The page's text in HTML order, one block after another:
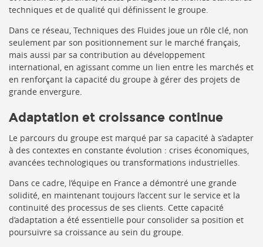
techniques et de qualité qui définissent le groupe.
Dans ce réseau, Techniques des Fluides joue un rôle clé, non
seulement par son positionnement sur le marché français,
mais aussi par sa contribution au développement
international, en agissant comme un lien entre les marchés et
en renforçant la capacité du groupe à gérer des projets de
grande envergure.
Adaptation et croissance continue
Le parcours du groupe est marqué par sa capacité à s’adapter
à des contextes en constante évolution : crises économiques,
avancées technologiques ou transformations industrielles.
Dans ce cadre, l’équipe en France a démontré une grande
solidité, en maintenant toujours l’accent sur le service et la
continuité des processus de ses clients. Cette capacité
d’adaptation a été essentielle pour consolider sa position et
poursuivre sa croissance au sein du groupe.